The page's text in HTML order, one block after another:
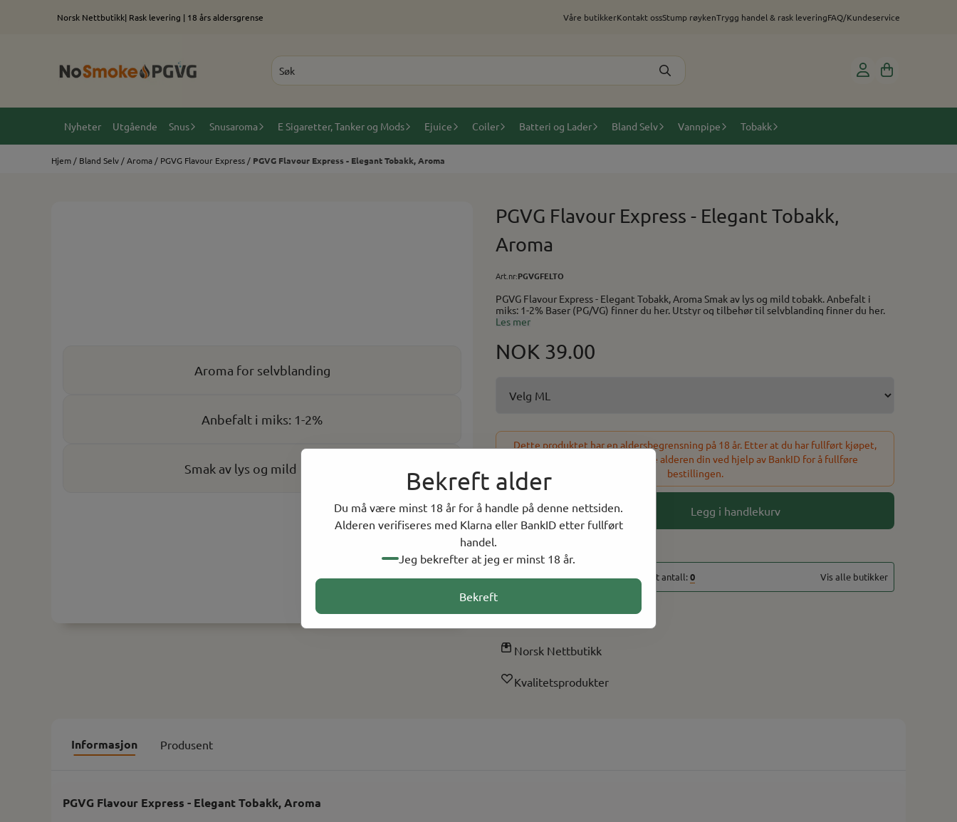
Bekreft alder
Du må være minst 18 år for å handle på denne nettsiden.
Alderen verifiseres med Klarna eller BankID etter fullført
handel.
Jeg bekrefter at jeg er minst 18 år.
Bekreft
Hopp til innholdNorsk Nettbutikk| Rask levering | 18 års aldersgrense Våre butikkerKontakt ossStump røykenTrygg handel & rask leveringFAQ/Kundeservice
Nyheter Utgående Snus Snusaroma E Sigaretter, Tanker og Mods Ejuice Coiler Batteri og Lader Bland Selv Vannpipe Tobakk
Hjem / Bland Selv /Aroma / PGVG Flavour Express / PGVG Flavour Express - Elegant Tobakk, Aroma
Aroma for selvblanding
Anbefalt i miks: 1-2%
Smak av lys og mild tobakk
PGVG Flavour Express - Elegant Tobakk,
Aroma
Art.nr:PGVGFELTO
PGVG Flavour Express - Elegant Tobakk, Aroma Smak av lys og mild tobakk. Anbefalt i
miks: 1-2% Baser (PG/VG) finner du her. Utstyr og tilbehør til selvblanding finner du her.
Les mer
NOK 39.00
Dette produktet har en aldersbegrensning på 18 år. Etter at du har fullført kjøpet,
vil du bli bedt om å bekrefte alderen din ved hjelp av BankID for å fullføre
bestillingen.
- + Legg i handlekurv
20 På lager
På lager i0butikker, totalt antall:0 Vis alle butikker
Rask levering
Norsk Nettbutikk
Kvalitetsprodukter
Informasjon Produsent
PGVG Flavour Express - Elegant Tobakk, Aroma